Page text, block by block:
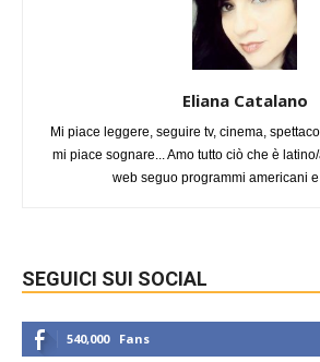
Eliana Catalano
Mi piace leggere, seguire tv, cinema,
mi piace sognare... Amo tutto ciò che è
web seguo programmi americani
SEGUICI SUI SOCIAL
540,000 Fans